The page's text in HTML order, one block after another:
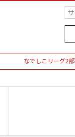
なでしこリーグ2部